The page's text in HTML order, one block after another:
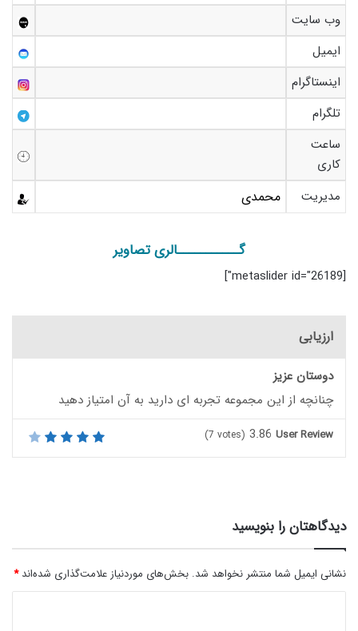
وب سایت
ایمیل
اینستاگرام
تلگرام
ساعت
کاری
مدیریت
محمدی
گـــــــــــالری تصاویر
[metaslider id="26189"]
ارزیابی
دوستان عزیز
چنانچه از این مجموعه تجربه ای دارید به آن امتیاز دهید
User Review
3.86
(7 votes)
دیدگاهتان را بنویسید
نشانی ایمیل شما منتشر نخواهد شد. بخش‌های موردنیاز علامت‌گذاری شده‌اند*